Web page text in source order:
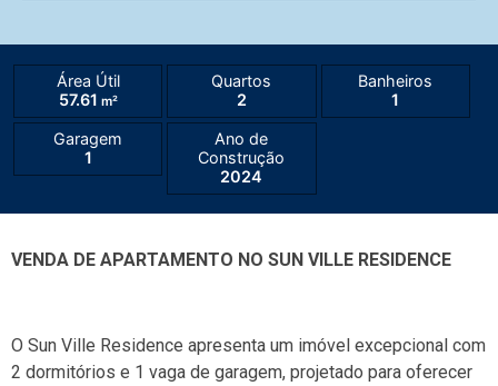
Área Útil
57.61 m²
Quartos
2
Banheiros
1
Garagem
1
Ano de
Construção
2024
VENDA DE APARTAMENTO NO SUN VILLE RESIDENCE
O Sun Ville Residence apresenta um imóvel excepcional com
2 dormitórios e 1 vaga de garagem, projetado para oferecer